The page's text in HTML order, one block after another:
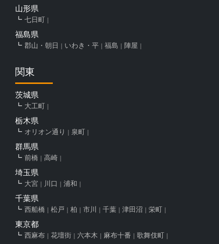
山形県
七日町
福島県
郡山・朝日 いわき・平 福島 陣屋
関東
茨城県
大工町
栃木県
オリオン通り 泉町
群馬県
前橋 高崎
埼玉県
大宮 川口 浦和
千葉県
西船橋 松戸 柏 市川 千葉 津田沼 栄町
東京都
西麻布 花壇街 六本木 麻布十番 歌舞伎町